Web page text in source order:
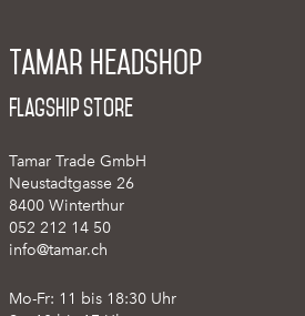
Tamar Headshop
Flagship Store
Tamar Trade GmbH
Neustadtgasse 26
8400 Winterthur
052 212 14 50
info@tamar.ch
Mo-Fr: 11 bis 18:30 Uhr